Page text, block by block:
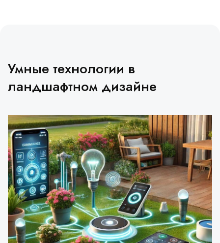
Умные технологии в
ландшафтном дизайне